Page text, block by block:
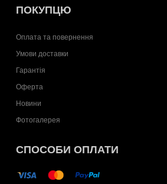
ПОКУПЦЮ
Оплата та повернення
Умови доставки
Гарантія
Оферта
Новини
Фотогалерея
СПОСОБИ ОПЛАТИ